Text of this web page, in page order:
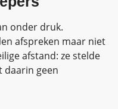
onder druk.
afspreken maar niet
afstand: ze stelde
daarin geen